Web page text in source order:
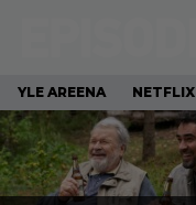
YLE AREENA NETFLIX